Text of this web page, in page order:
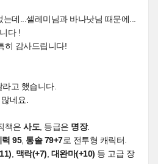
데...셀레미님과 바나낫님 때문에...
다 !
히 감사드립니다!
고 했습니다.
네요.
책은사도, 등급은 명장.
력 95, 통솔 79+7로 전투형 캐릭터.
, 맥락(+7), 대완마(+10) 등 고급 장